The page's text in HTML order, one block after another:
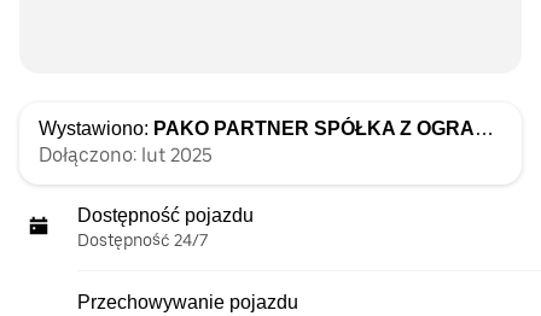
Wystawiono: PAKO PARTNER SPÓŁKA Z OGRANICZONĄ ODPOWIEDZIALNOŚCIĄ
Dołączono: lut 2025
Dostępność pojazdu
Dostępność 24/7
Przechowywanie pojazdu